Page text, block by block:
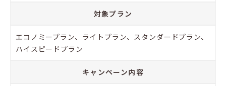
対象プラン
エコノミープラン、ライトプラン、スタンダードプラン、
ハイスピードプラン
キャンペーン内容